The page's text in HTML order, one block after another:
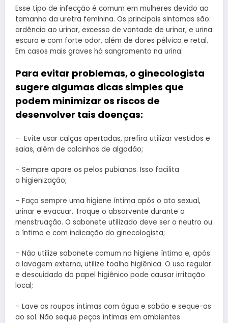
Esse tipo de infecção é comum em mulheres devido ao
tamanho da uretra feminina. Os principais sintomas são:
ardência ao urinar, excesso de vontade de urinar, e urina
escura e com forte odor, além de dores pélvica e retal.
Em casos mais graves há sangramento na urina.
Para evitar problemas, o ginecologista
sugere algumas dicas simples que
podem minimizar os riscos de
desenvolver tais doenças:
– Evite usar calças apertadas, prefira utilizar vestidos e
saias, além de calcinhas de algodão;
– Sempre apare os pelos pubianos. Isso facilita
a higienização;
– Faça sempre uma higiene íntima após o ato sexual,
urinar e evacuar. Troque o absorvente durante a
menstruação. O sabonete utilizado deve ser o neutro ou
o íntimo e com indicação do ginecologista;
– Não utilize sabonete comum na higiene íntima e, após
a lavagem externa, utilize toalha higiênica. O uso regular
e descuidado do papel higiênico pode causar irritação
local;
– Lave as roupas íntimas com água e sabão e seque-as
ao sol. Não seque peças íntimas em ambientes